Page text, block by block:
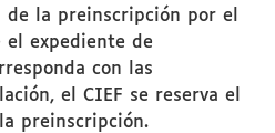
de la preinscripción por el
el expediente de
con las
el CIEF se reserva el
preinscripción.